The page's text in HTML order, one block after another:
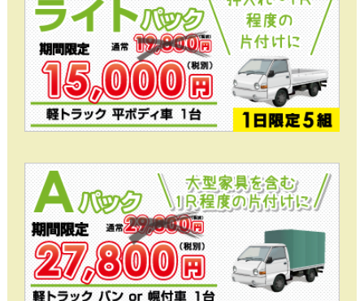
ライトパックプラン
押入れ～1R程度の片付けに